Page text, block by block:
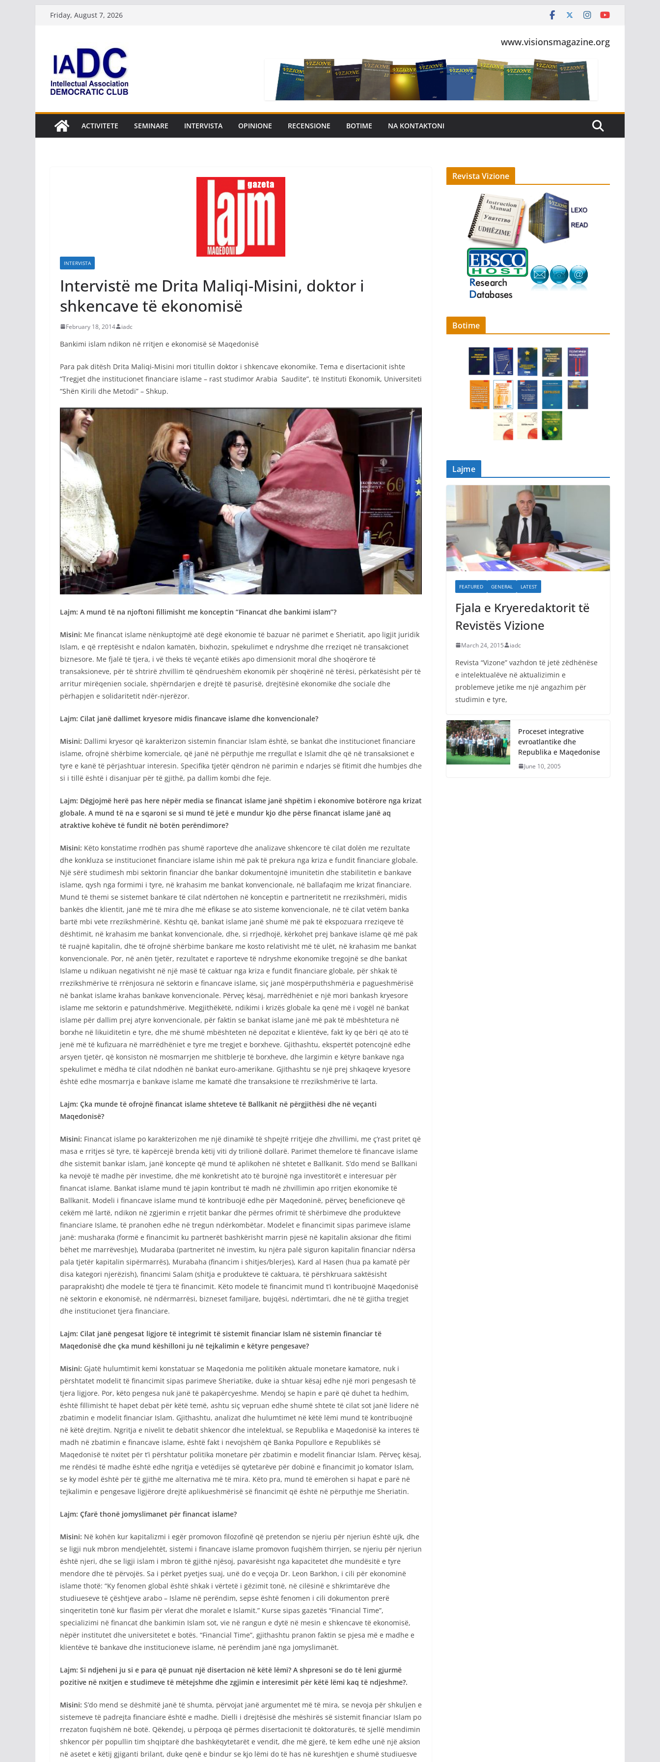
Friday, August 7, 2026
www.visionsmagazine.org
ACTIVITETE SEMINARE INTERVISTA OPINIONE RECENSIONE BOTIME NA KONTAKTONI
INTERVISTA
Intervistë me Drita Maliqi-Misini, doktor i
shkencave të ekonomisë
February 18, 2014 iadc
Bankimi islam ndikon në rritjen e ekonomisë së Maqedonisë
Para pak ditësh Drita Maliqi-Misini mori titullin doktor i shkencave ekonomike. Tema e disertacionit ishte
“Tregjet dhe institucionet financiare islame – rast studimor Arabia Saudite”, të Instituti Ekonomik, Universiteti
“Shën Kirili dhe Metodi” – Shkup.
Lajm: A mund të na njoftoni fillimisht me konceptin “Financat dhe bankimi islam”?
Misini: Me financat islame nënkuptojmë atë degë ekonomie të bazuar në parimet e Sheriatit, apo ligjit juridik
Islam, e që rreptësisht e ndalon kamatën, bixhozin, spekulimet e ndryshme dhe rreziqet në transakcionet
biznesore. Me fjalë të tjera, i vë theks të veçantë etikës apo dimensionit moral dhe shoqërore të
transaksioneve, për të shtrirë zhvillim të qëndrueshëm ekonomik për shoqërinë në tërësi, përkatësisht për të
arritur mirëqenien sociale, shpërndarjen e drejtë të pasurisë, drejtësinë ekonomike dhe sociale dhe
përhapjen e solidaritetit ndër-njerëzor.
Lajm: Cilat janë dallimet kryesore midis financave islame dhe konvencionale?
Misini: Dallimi kryesor që karakterizon sistemin financiar Islam është, se bankat dhe institucionet financiare
islame, ofrojnë shërbime komerciale, që janë në përputhje me rregullat e Islamit dhe që në transaksionet e
tyre e kanë të përjashtuar interesin. Specifika tjetër qëndron në parimin e ndarjes së fitimit dhe humbjes dhe
si i tillë është i disanjuar për të gjithë, pa dallim kombi dhe feje.
Lajm: Dëgjojmë herë pas here nëpër media se financat islame janë shpëtim i ekonomive botërore nga krizat
globale. A mund të na e sqaroni se si mund të jetë e mundur kjo dhe përse financat islame janë aq
atraktive kohëve të fundit në botën perëndimore?
Misini: Këto konstatime rrodhën pas shumë raporteve dhe analizave shkencore të cilat dolën me rezultate
dhe konkluza se institucionet financiare islame ishin më pak të prekura nga kriza e fundit financiare globale.
Një sërë studimesh mbi sektorin financiar dhe bankar dokumentojnë imunitetin dhe stabilitetin e bankave
islame, qysh nga formimi i tyre, në krahasim me bankat konvencionale, në ballafaqim me krizat financiare.
Mund të themi se sistemet bankare të cilat ndërtohen në konceptin e partneritetit ne rrezikshmëri, midis
bankës dhe klientit, janë më të mira dhe më efikase se ato sisteme konvencionale, në të cilat vetëm banka
bartë mbi vete rrezikshmërinë. Kështu që, bankat islame janë shumë më pak të ekspozuara rreziqeve të
dështimit, në krahasim me bankat konvencionale, dhe, si rrjedhojë, kërkohet prej bankave islame që më pak
të ruajnë kapitalin, dhe të ofrojnë shërbime bankare me kosto relativisht më të ulët, në krahasim me bankat
konvencionale. Por, në anën tjetër, rezultatet e raporteve të ndryshme ekonomike tregojnë se dhe bankat
Islame u ndikuan negativisht në një masë të caktuar nga kriza e fundit financiare globale, për shkak të
rrezikshmërive të rrënjosura në sektorin e financave islame, siç janë mospërputhshmëria e pagueshmërisë
në bankat islame krahas bankave konvencionale. Përveç kësaj, marrëdhëniet e një mori bankash kryesore
islame me sektorin e patundshmërive. Megjithëkëtë, ndikimi i krizës globale ka qenë më i vogël në bankat
islame për dallim prej atyre konvencionale, për faktin se bankat islame janë më pak të mbështetura në
borxhe në likuiditetin e tyre, dhe më shumë mbështeten në depozitat e klientëve, fakt ky qe bëri që ato të
jenë më të kufizuara në marrëdhëniet e tyre me tregjet e borxheve. Gjithashtu, ekspertët potencojnë edhe
arsyen tjetër, që konsiston në mosmarrjen me shitblerje të borxheve, dhe largimin e këtyre bankave nga
spekulimet e mëdha të cilat ndodhën në bankat euro-amerikane. Gjithashtu se një prej shkaqeve kryesore
është edhe mosmarrja e bankave islame me kamatë dhe transaksione të rrezikshmërive të larta.
Lajm: Çka munde të ofrojnë financat islame shteteve të Ballkanit në përgjithësi dhe në veçanti
Maqedonisë?
Misini: Financat islame po karakterizohen me një dinamikë të shpejtë rritjeje dhe zhvillimi, me ç’rast pritet që
masa e rritjes së tyre, të kapërcejë brenda këtij viti dy trilionë dollarë. Parimet themelore të financave islame
dhe sistemit bankar islam, janë koncepte që mund të aplikohen në shtetet e Ballkanit. S’do mend se Ballkani
ka nevojë të madhe për investime, dhe më konkretisht ato të burojnë nga investitorët e interesuar për
financat islame. Bankat islame mund të japin kontribut të madh në zhvillimin apo rritjen ekonomike të
Ballkanit. Modeli i financave islame mund të kontribuojë edhe për Maqedoninë, përveç beneficioneve që
cekëm më lartë, ndikon në zgjerimin e rrjetit bankar dhe përmes ofrimit të shërbimeve dhe produkteve
financiare Islame, të pranohen edhe në tregun ndërkombëtar. Modelet e financimit sipas parimeve islame
janë: musharaka (formë e financimit ku partnerët bashkërisht marrin pjesë në kapitalin aksionar dhe fitimi
bëhet me marrëveshje), Mudaraba (partneritet në investim, ku njëra palë siguron kapitalin financiar ndërsa
pala tjetër kapitalin sipërmarrës), Murabaha (financim i shitjes/blerjes), Kard al Hasen (hua pa kamatë për
disa kategori njerëzish), financimi Salam (shitja e produkteve të caktuara, të përshkruara saktësisht
paraprakisht) dhe modele të tjera të financimit. Këto modele të financimit mund t’i kontribuojnë Maqedonisë
në sektorin e ekonomisë, në ndërmarrësi, bizneset familjare, bujqësi, ndërtimtari, dhe në të gjitha tregjet
dhe institucionet tjera financiare.
Lajm: Cilat janë pengesat ligjore të integrimit të sistemit financiar Islam në sistemin financiar të
Maqedonisë dhe çka mund këshilloni ju në tejkalimin e këtyre pengesave?
Misini: Gjatë hulumtimit kemi konstatuar se Maqedonia me politikën aktuale monetare kamatore, nuk i
përshtatet modelit të financimit sipas parimeve Sheriatike, duke ia shtuar kësaj edhe një mori pengesash të
tjera ligjore. Por, këto pengesa nuk janë të pakapërcyeshme. Mendoj se hapin e parë që duhet ta hedhim,
është fillimisht të hapet debat për këtë temë, ashtu siç vepruan edhe shumë shtete të cilat sot janë lidere në
zbatimin e modelit financiar Islam. Gjithashtu, analizat dhe hulumtimet në këtë lëmi mund të kontribuojnë
në këtë drejtim. Ngritja e nivelit te debatit shkencor dhe intelektual, se Republika e Maqedonisë ka interes të
madh në zbatimin e financave islame, është fakt i nevojshëm që Banka Popullore e Republikës së
Maqedonisë të nxitet për t’i përshtatur politika monetare për zbatimin e modelit financiar Islam. Përveç kësaj,
me rëndësi të madhe është edhe ngritja e vetëdijes së qytetarëve për dobinë e financimit jo komator Islam,
se ky model është për të gjithë me alternativa më të mira. Këto pra, mund të emërohen si hapat e parë në
tejkalimin e pengesave ligjërore drejtë aplikueshmërisë së financimit që është në përputhje me Sheriatin.
Lajm: Çfarë thonë jomyslimanet për financat islame?
Misini: Në kohën kur kapitalizmi i egër promovon filozofinë që pretendon se njeriu për njeriun është ujk, dhe
se ligji nuk mbron mendjelehtët, sistemi i financave islame promovon fuqishëm thirrjen, se njeriu për njeriun
është njeri, dhe se ligji islam i mbron të gjithë njësoj, pavarësisht nga kapacitetet dhe mundësitë e tyre
mendore dhe të përvojës. Sa i përket pyetjes suaj, unë do e veçoja Dr. Leon Barkhon, i cili për ekonominë
islame thotë: “Ky fenomen global është shkak i vërtetë i gëzimit tonë, në cilësinë e shkrimtarëve dhe
studiueseve të çështjeve arabo – Islame në perëndim, sepse është fenomen i cili dokumenton prerë
sinqeritetin tonë kur flasim për vlerat dhe moralet e Islamit.” Kurse sipas gazetës “Financial Time”,
specializimi në financat dhe bankimin Islam sot, vie në rangun e dytë në mesin e shkencave të ekonomisë,
nëpër institutet dhe universitetet e botës. “Financial Time”, gjithashtu pranon faktin se pjesa më e madhe e
klientëve të bankave dhe institucioneve islame, në perëndim janë nga jomyslimanët.
Lajm: Si ndjeheni ju si e para që punuat një disertacion në këtë lëmi? A shpresoni se do të leni gjurmë
pozitive në nxitjen e studimeve të mëtejshme dhe zgjimin e interesimit për këtë lëmi kaq të ndjeshme?.
Misini: S’do mend se dëshmitë janë të shumta, përvojat janë argumentet më të mira, se nevoja për shkuljen e
sistemeve të padrejta financiare është e madhe. Dielli i drejtësisë dhe mëshirës së sistemit financiar Islam po
rrezaton fuqishëm në botë. Qëkendej, u përpoqa që përmes disertacionit të doktoraturës, të sjellë mendimin
shkencor për popullin tim shqiptarë dhe bashkëqytetarët e vendit, dhe më gjerë, të kem edhe unë një aksion
në asetet e këtij gjiganti brilant, duke qenë e bindur se kjo lëmi do të has në kureshtjen e shumë studiuesve
Revista Vizione
Botime
Lajme
FEATURED GENERAL LATEST
Fjala e Kryeredaktorit të
Revistës Vizione
March 24, 2015 iadc
Revista “Vizone” vazhdon të jetë zëdhënëse
e intelektualëve në aktualizimin e
problemeve jetike me një angazhim për
studimin e tyre,
Proceset integrative
evroatlantike dhe
Republika e Maqedonise
June 10, 2005